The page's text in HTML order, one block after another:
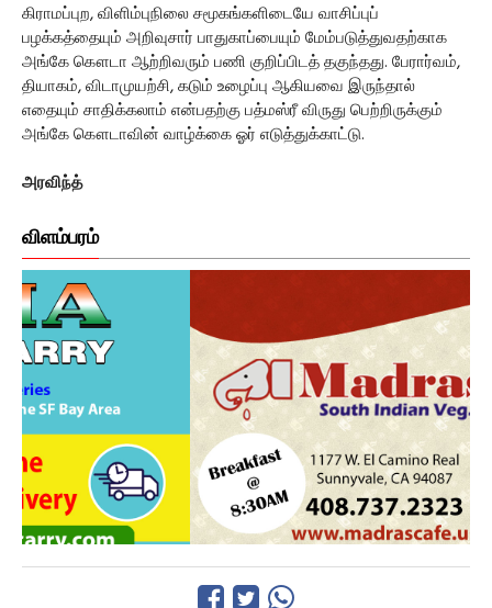
கிராமப்புற, விளிம்புநிலை சமூகங்களிடையே வாசிப்புப்
பழக்கத்தையும் அறிவுசார் பாதுகாப்பையும் மேம்படுத்துவதற்காக
அங்கே கௌடா ஆற்றிவரும் பணி குறிப்பிடத் தகுந்தது. பேரார்வம்,
தியாகம், விடாமுயற்சி, கடும் உழைப்பு ஆகியவை இருந்தால்
எதையும் சாதிக்கலாம் என்பதற்கு பத்மஸ்ரீ விருது பெற்றிருக்கும்
அங்கே கௌடாவின் வாழ்க்கை ஓர் எடுத்துக்காட்டு.
அரவிந்த்
விளம்பரம்